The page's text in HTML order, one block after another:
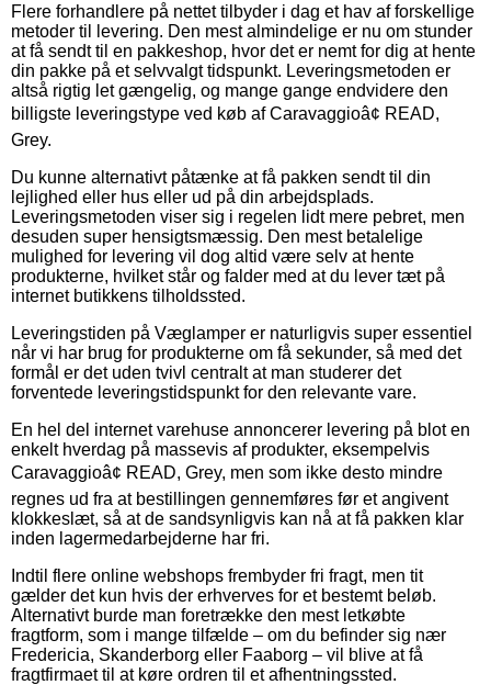
Flere forhandlere på nettet tilbyder i dag et hav af forskellige
metoder til levering. Den mest almindelige er nu om stunder
at få sendt til en pakkeshop, hvor det er nemt for dig at hente
din pakke på et selvvalgt tidspunkt. Leveringsmetoden er
altså rigtig let gængelig, og mange gange endvidere den
billigste leveringstype ved køb af Caravaggioâ¢ READ,
Grey.
Du kunne alternativt påtænke at få pakken sendt til din
lejlighed eller hus eller ud på din arbejdsplads.
Leveringsmetoden viser sig i regelen lidt mere pebret, men
desuden super hensigtsmæssig. Den mest betalelige
mulighed for levering vil dog altid være selv at hente
produkterne, hvilket står og falder med at du lever tæt på
internet butikkens tilholdssted.
Leveringstiden på Væglamper er naturligvis super essentiel
når vi har brug for produkterne om få sekunder, så med det
formål er det uden tvivl centralt at man studerer det
forventede leveringstidspunkt for den relevante vare.
En hel del internet varehuse annoncerer levering på blot en
enkelt hverdag på massevis af produkter, eksempelvis
Caravaggioâ¢ READ, Grey, men som ikke desto mindre
regnes ud fra at bestillingen gennemføres før et angivent
klokkeslæt, så at de sandsynligvis kan nå at få pakken klar
inden lagermedarbejderne har fri.
Indtil flere online webshops frembyder fri fragt, men tit
gælder det kun hvis der erhverves for et bestemt beløb.
Alternativt burde man foretrække den mest letkøbte
fragtform, som i mange tilfælde – om du befinder sig nær
Fredericia, Skanderborg eller Faaborg – vil blive at få
fragtfirmaet til at køre ordren til et afhentningssted.